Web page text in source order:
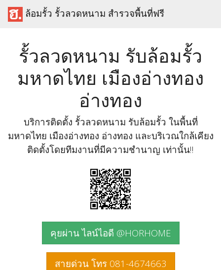
ล้อมรั้ว รั้วลวดหนาม สำรวจพื้นที่ฟรี
รั้วลวดหนาม รับล้อมรั้ว
มหาดไทย เมืองอ่างทอง
อ่างทอง
บริการติดตั้ง รั้วลวดหนาม รับล้อมรั้ว ในพื้นที่
มหาดไทย เมืองอ่างทอง อ่างทอง และบริเวณใกล้เคียง
ติดตั้งโดยทีมงานที่มีความชำนาญ เท่านั้น!!
คุยผ่าน ไลน์ไอดี @HORHOME
สายด่วน โทร 081-4674663